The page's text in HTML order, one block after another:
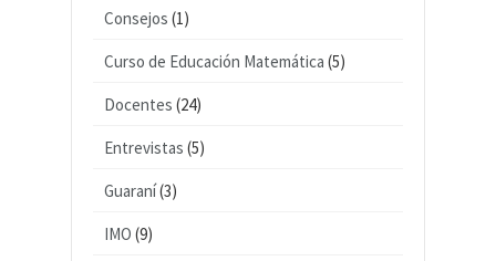
Consejos (1)
Curso de Educación Matemática (5)
Docentes (24)
Entrevistas (5)
Guaraní(3)
IMO (9)